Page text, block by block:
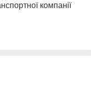
компанії